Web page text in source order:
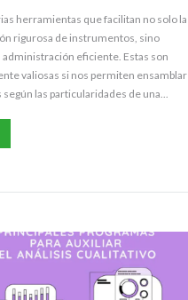
herramientas que facilitan no solo la
rigurosa de instrumentos, sino
administración eficiente. Estas son
valiosas si nos permiten ensamblar
según las particularidades de una...